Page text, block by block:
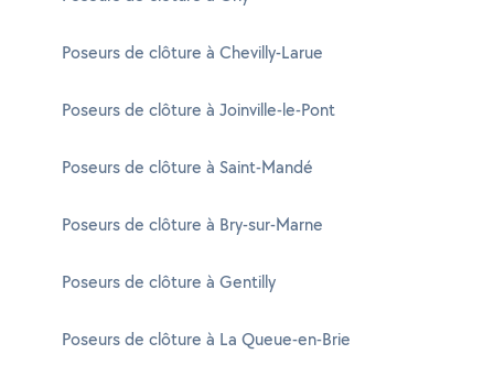
Poseurs de clôture à Chevilly-Larue
Poseurs de clôture à Joinville-le-Pont
Poseurs de clôture à Saint-Mandé
Poseurs de clôture à Bry-sur-Marne
Poseurs de clôture à Gentilly
Poseurs de clôture à La Queue-en-Brie